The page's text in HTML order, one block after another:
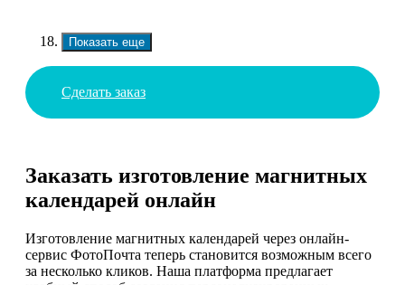
Показать еще
Сделать заказ
Заказать изготовление магнитных
календарей онлайн
Изготовление магнитных календарей через онлайн-
сервис ФотоПочта теперь становится возможным всего
за несколько кликов. Наша платформа предлагает